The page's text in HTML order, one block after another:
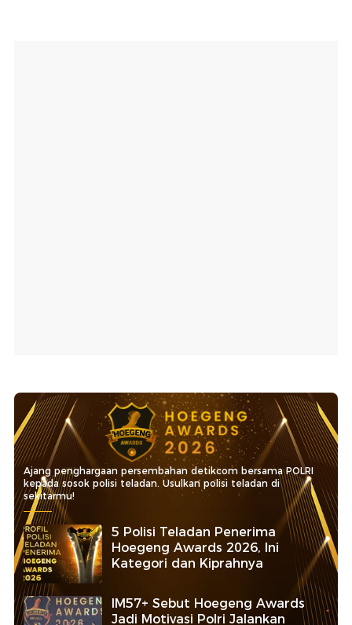
Ajang penghargaan persembahan detikcom bersama POLRI
kepada sosok polisi teladan. Usulkan polisi teladan di
sekitarmu!
5 Polisi Teladan Penerima
Hoegeng Awards 2026, Ini
Kategori dan Kiprahnya
IM57+ Sebut Hoegeng Awards
Jadi Motivasi Polri Jalankan